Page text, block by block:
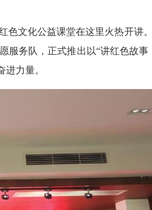
色文化公益课堂在这里火热开讲
务队，正式推出以“讲红色故
力量。